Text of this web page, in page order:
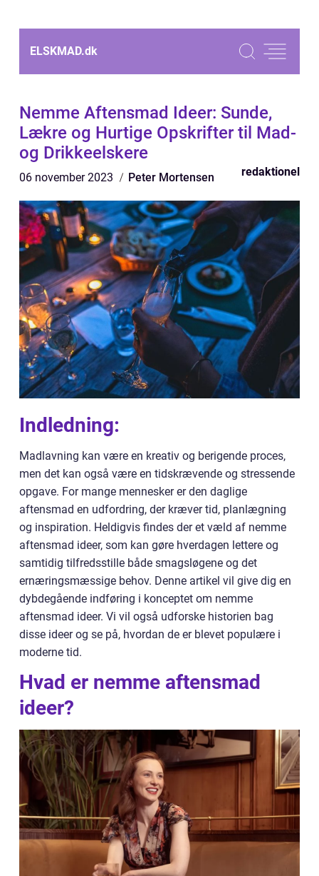
ELSKMAD.dk
Nemme Aftensmad Ideer: Sunde,
Lækre og Hurtige Opskrifter til Mad-
og Drikkeelskere
06 november 2023 Peter Mortensen redaktionel
Indledning:
Madlavning kan være en kreativ og berigende proces,
men det kan også være en tidskrævende og stressende
opgave. For mange mennesker er den daglige
aftensmad en udfordring, der kræver tid, planlægning
og inspiration. Heldigvis findes der et væld af nemme
aftensmad ideer, som kan gøre hverdagen lettere og
samtidig tilfredsstille både smagsløgene og det
ernæringsmæssige behov. Denne artikel vil give dig en
dybdegående indføring i konceptet om nemme
aftensmad ideer. Vi vil også udforske historien bag
disse ideer og se på, hvordan de er blevet populære i
moderne tid.
Hvad er nemme aftensmad
ideer?